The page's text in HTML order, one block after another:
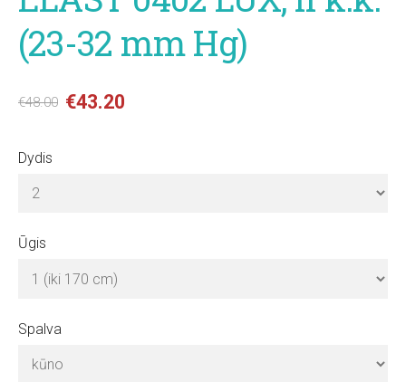
(23-32 mm Hg)
€48.00 €43.20
Dydis
Ūgis
Spalva